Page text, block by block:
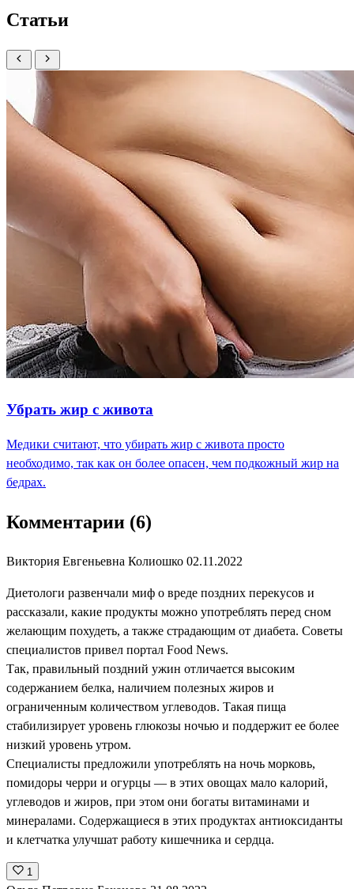
Статьи
Убрать жир с живота
Медики считают, что убирать жир с живота просто
необходимо, так как он более опасен, чем подкожный жир на
бедрах.
Комментарии (6)
Виктория Евгеньевна Колиошко 02.11.2022
Диетологи развенчали миф о вреде поздних перекусов и
рассказали, какие продукты можно употреблять перед сном
желающим похудеть, а также страдающим от диабета. Советы
специалистов привел портал Food News.
Так, правильный поздний ужин отличается высоким
содержанием белка, наличием полезных жиров и
ограниченным количеством углеводов. Такая пища
стабилизирует уровень глюкозы ночью и поддержит ее более
низкий уровень утром.
Специалисты предложили употреблять на ночь морковь,
помидоры черри и огурцы — в этих овощах мало калорий,
углеводов и жиров, при этом они богаты витаминами и
минералами. Содержащиеся в этих продуктах антиоксиданты
и клетчатка улучшат работу кишечника и сердца.
1